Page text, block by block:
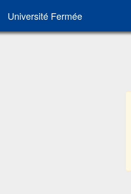
Université Fermée